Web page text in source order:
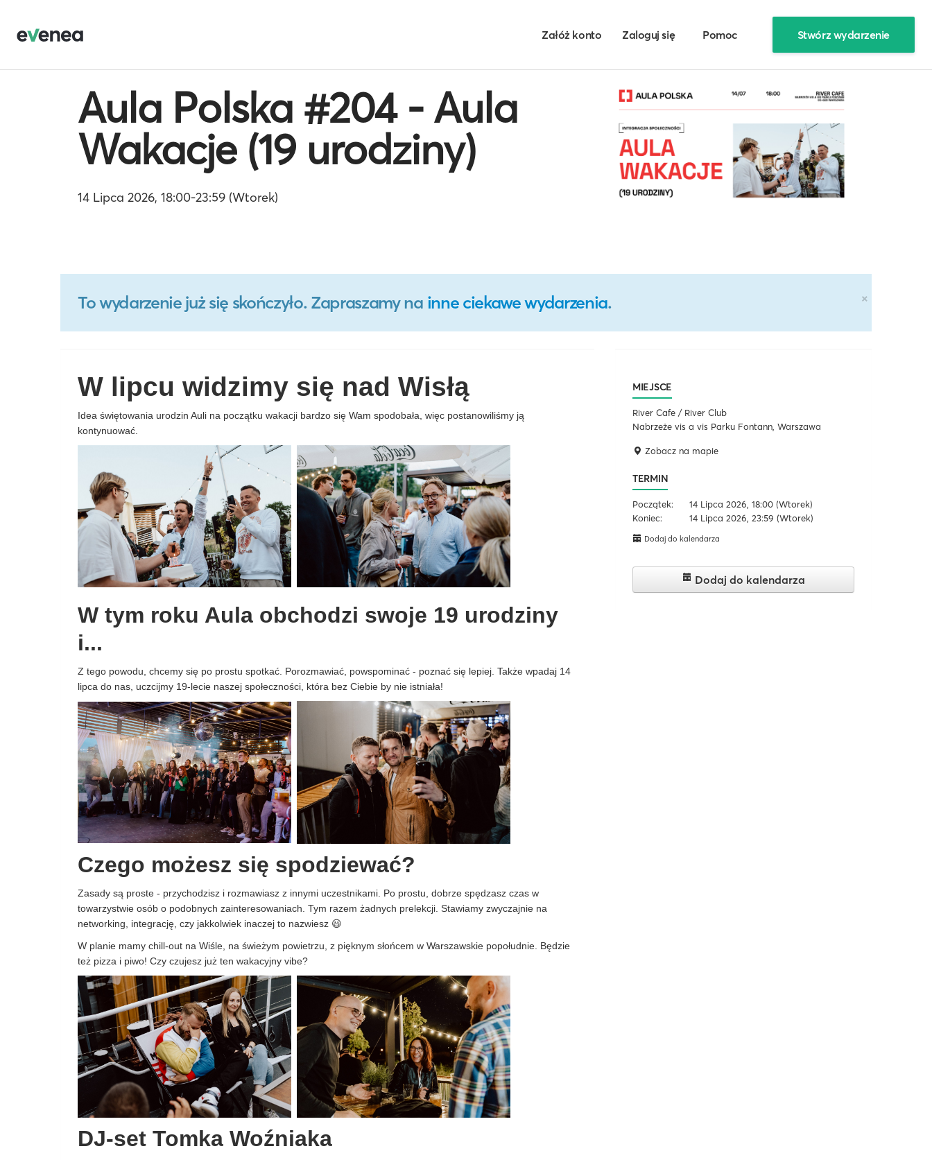
Załóż konto Zaloguj się Pomoc Stwórz wydarzenie
Aula Polska #204 - Aula
Wakacje (19 urodziny)
14 Lipca 2026, 18:00-23:59 (Wtorek)
×
To wydarzenie już się skończyło. Zapraszamy na inne ciekawe wydarzenia.
W lipcu widzimy się nad Wisłą
Idea świętowania urodzin Auli na początku wakacji bardzo się Wam spodobała, więc postanowiliśmy ją
kontynuować.
W tym roku Aula obchodzi swoje 19 urodziny
i...
Z tego powodu, chcemy się po prostu spotkać. Porozmawiać, powspominać - poznać się lepiej. Także wpadaj 14
lipca do nas, uczcijmy 19-lecie naszej społeczności, która bez Ciebie by nie istniała!
Czego możesz się spodziewać?
Zasady są proste - przychodzisz i rozmawiasz z innymi uczestnikami. Po prostu, dobrze spędzasz czas w
towarzystwie osób o podobnych zainteresowaniach. Tym razem żadnych prelekcji. Stawiamy zwyczajnie na
networking, integrację, czy jakkolwiek inaczej to nazwiesz 😃
W planie mamy chill-out na Wiśle, na świeżym powietrzu, z pięknym słońcem w Warszawskie popołudnie. Będzie
też pizza i piwo! Czy czujesz już ten wakacyjny vibe?
DJ-set Tomka Woźniaka
MIEJSCE
River Cafe / River Club
Nabrzeże vis a vis Parku Fontann, Warszawa
Zobacz na mapie
TERMIN
Początek: 14 Lipca 2026, 18:00 (Wtorek)
Koniec:
14 Lipca 2026, 23:59 (Wtorek)
Dodaj do kalendarza
Dodaj do kalendarza